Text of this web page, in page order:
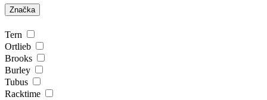
Značka
Tern
Ortlieb
Brooks
Burley
Tubus
Racktime